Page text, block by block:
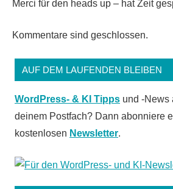
Merci für den heads up – hat Zeit
Kommentare sind geschlossen.
AUF DEM LAUFENDEN BLEIBEN
WordPress- & KI Tipps und -News
deinem Postfach? Dann abonniere
kostenlosen Newsletter.